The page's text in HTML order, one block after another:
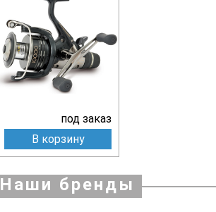
под заказ
В корзину
Наши бренды